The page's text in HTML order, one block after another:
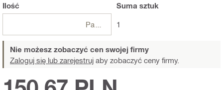
Ilość Suma sztuk
1
Nie możesz zobaczyć cen swojej firmy
Zaloguj się lub zarejestruj aby zobaczyć ceny firmy.